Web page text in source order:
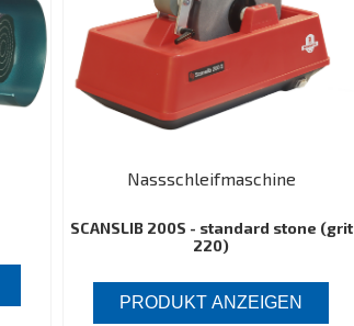
Nassschleifmaschine
SCANSLIB 200S - standard stone (grit
220)
PRODUKT ANZEIGEN